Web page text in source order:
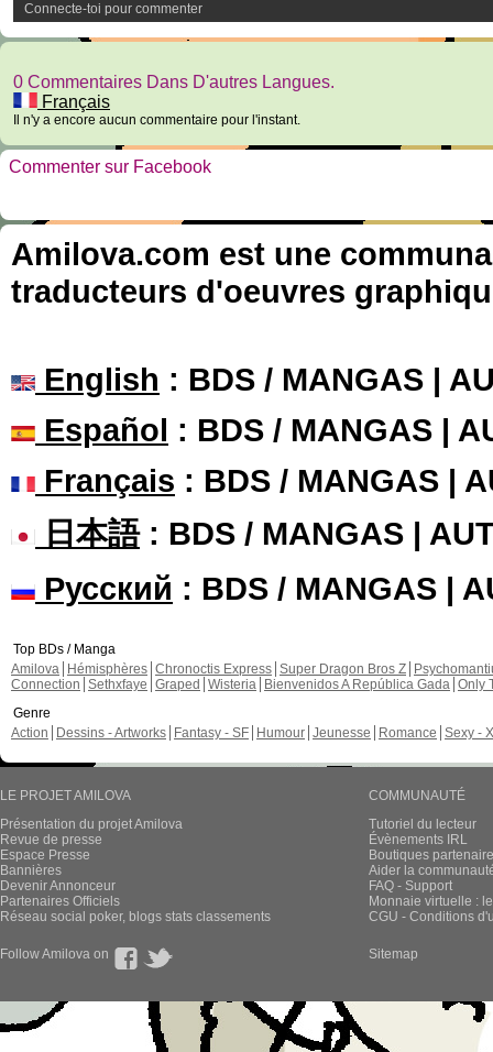
Connecte-toi pour commenter
0 Commentaires Dans D'autres Langues.
Français
Il n'y a encore aucun commentaire pour l'instant.
Commenter sur Facebook
Amilova.com est une
traducteurs d'oeuvres
English : BDS / MANGAS |
Español : BDS / MANGAS |
Français : BDS / MANGAS |
日本語: BDS / MANGAS |
Русский : BDS / MANGAS |
Top BDs / Manga
Amilova
Hémisphères Chronoctis Express Super Dragon Bros Z
Connection Sethxfaye Graped Wisteria Bienvenidos A República Gada Only
Genre
Action
Dessins - Artworks Fantasy - SF Humour Jeunesse Romance Sexy -
LE PROJET AMILOVA
Présentation du projet Amilova
Revue de presse
Espace Presse
Bannières
Devenir Annonceur
Partenaires Officiels
Réseau social poker, blogs stats classements
COMMUNAUTÉ
Tutoriel du lecteur
Évènements IRL
Boutiques
Aider la
FAQ - Support
Monnaie virtuelle :
CGU - Conditions
Follow Amilova on Sitemap